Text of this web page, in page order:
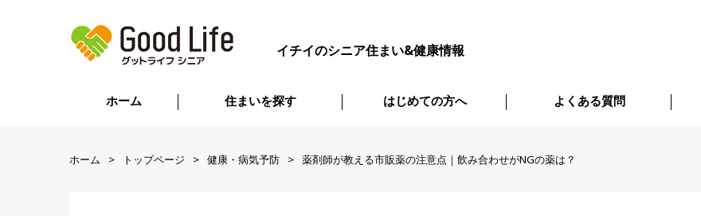
イチイのシニア住まい&健康情報
ホーム 住まいを探す はじめての方へ よくある質問
ホーム トップページ 健康・病気予防 薬剤師が教える市販薬の注意点｜飲み合わせがNGの薬は？